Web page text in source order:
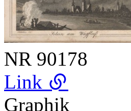
NR 90178
Link
Graphik